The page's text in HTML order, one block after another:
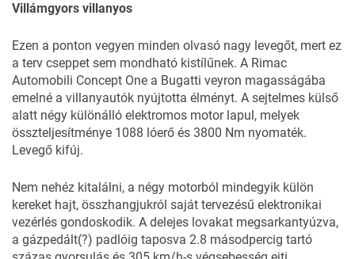
Villámgyors villanyos
Ezen a ponton vegyen minden olvasó nagy levegőt, mert ez
a terv cseppet sem mondható kistílűnek. A Rimac
Automobili Concept One a Bugatti veyron magasságába
emelné a villanyautók nyújtotta élményt. A sejtelmes külső
alatt négy különálló elektromos motor lapul, melyek
összteljesítménye 1088 lóerő és 3800 Nm nyomaték.
Levegő kifúj.
Nem nehéz kitalálni, a négy motorból mindegyik külön
kereket hajt, összhangjukról saját tervezésű elektronikai
vezérlés gondoskodik. A delejes lovakat megsarkantyúzva,
a gázpedált(?) padlóig taposva 2.8 másodpercig tartó